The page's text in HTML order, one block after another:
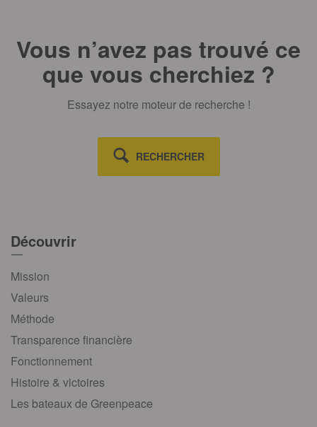
Vous n’avez pas trouvé ce
que vous cherchiez ?
Essayez notre moteur de recherche !
RECHERCHER
Découvrir
Mission
Valeurs
Méthode
Transparence financière
Fonctionnement
Histoire & victoires
Les bateaux de Greenpeace